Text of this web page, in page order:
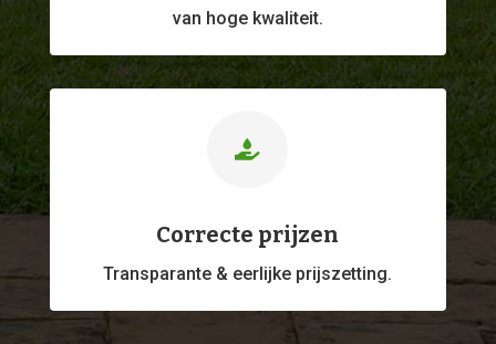
van hoge kwaliteit.

Correcte prijzen
Transparante & eerlijke prijszetting.